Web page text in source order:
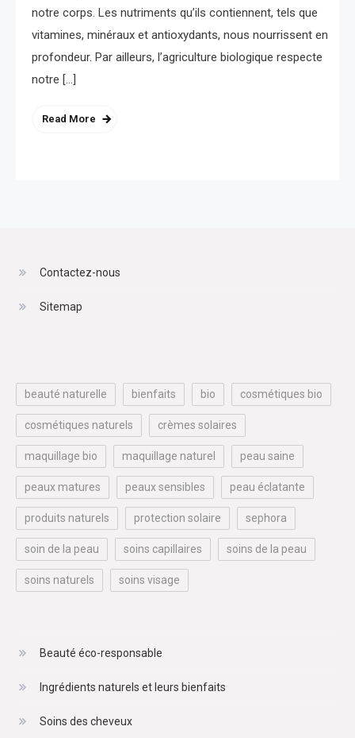
notre corps. Les nutriments qu’ils contiennent, tels que
vitamines, minéraux et antioxydants, nous nourrissent en
profondeur. Par ailleurs, l’agriculture biologique respecte
notre […]
Read More
Contactez-nous
Sitemap
beauté naturelle bienfaits bio cosmétiques bio
cosmétiques naturels crèmes solaires
maquillage bio maquillage naturel peau saine
peaux matures peaux sensibles peau éclatante
produits naturels protection solaire sephora
soin de la peau soins capillaires soins de la peau
soins naturels soins visage
Beauté éco-responsable
Ingrédients naturels et leurs bienfaits
Soins des cheveux